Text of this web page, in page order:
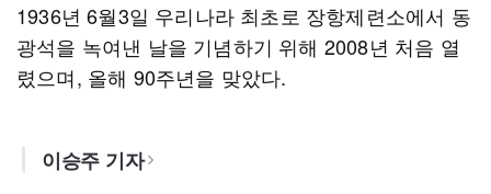
1936년 6월3일 우리나라 최초로 장항제련소에서 동
광석을 녹여낸 날을 기념하기 위해 2008년 처음 열
렸으며, 올해 90주년을 맞았다.
이승주 기자